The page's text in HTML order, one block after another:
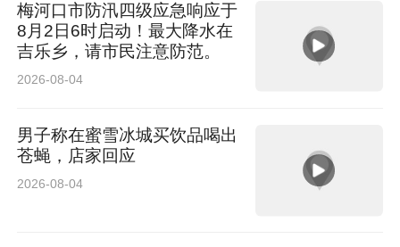
梅河口市防汛四级应急响应于
8月2日6时启动！最大降水在
吉乐乡，请市民注意防范。
2026-08-04
男子称在蜜雪冰城买饮品喝出
苍蝇，店家回应
2026-08-04